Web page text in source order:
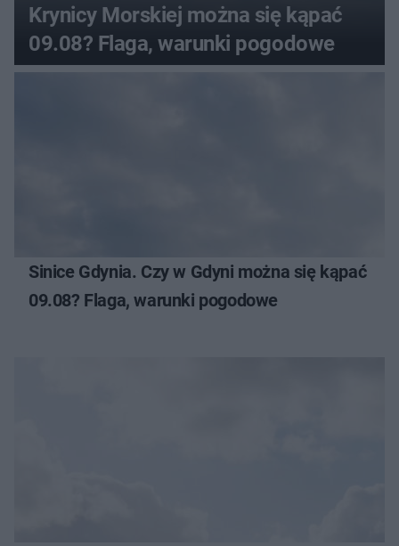
Krynicy Morskiej można się kąpać
09.08? Flaga, warunki pogodowe
Sinice Gdynia. Czy w Gdyni można się kąpać
09.08? Flaga, warunki pogodowe